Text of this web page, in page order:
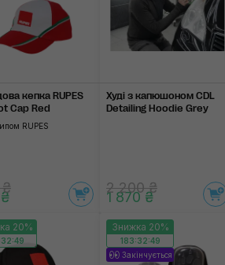
кепка RUPES
Cap Red
RUPES
Худі з капюшоном CDL
Detailing Hoodie Grey
2 200 ₴
1 870 ₴
20% Знижка 20%
183:32:48
Закінчується